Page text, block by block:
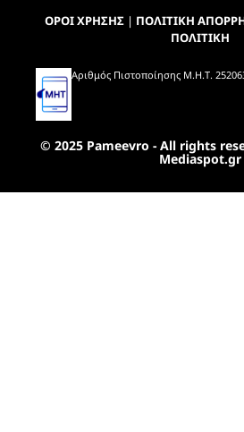
ΟΡΟΙ ΧΡΗΣΗΣ| ΠΟΛΙΤΙΚΗ
ΠΟΛΙΤΙΚΗ
Αριθμός Πιστοποίησης Μ.Η.Τ.
© 2025 Pameevro - All rights
Mediaspot.gr